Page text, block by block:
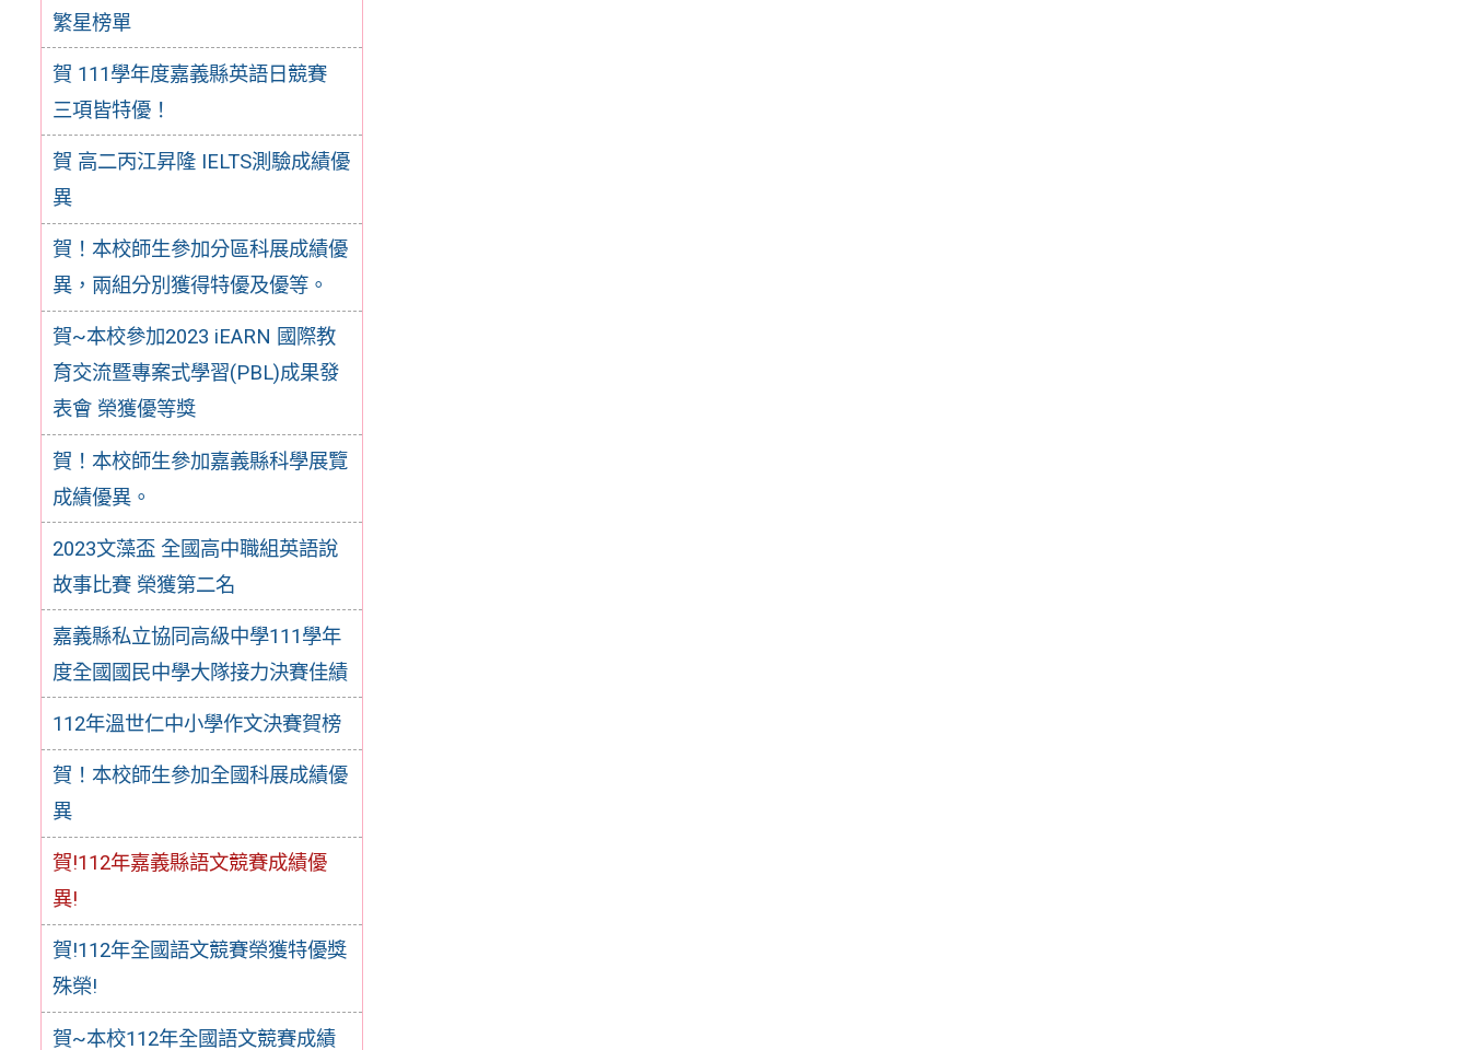
繁星榜單
賀 111學年度嘉義縣英語日競賽
三項皆特優！
賀 高二丙江昇隆 IELTS測驗成績優
異
賀！本校師生參加分區科展成績優
異，兩組分別獲得特優及優等。
賀~本校參加2023 iEARN 國際教
育交流暨專案式學習(PBL)成果發
表會 榮獲優等獎
賀！本校師生參加嘉義縣科學展覽
成績優異。
2023文藻盃 全國高中職組英語說
故事比賽 榮獲第二名
嘉義縣私立協同高級中學111學年
度全國國民中學大隊接力決賽佳績
112年溫世仁中小學作文決賽賀榜
賀！本校師生參加全國科展成績優
異
賀!112年嘉義縣語文競賽成績優
異!
賀!112年全國語文競賽榮獲特優獎
殊榮!
賀~本校112年全國語文競賽成績